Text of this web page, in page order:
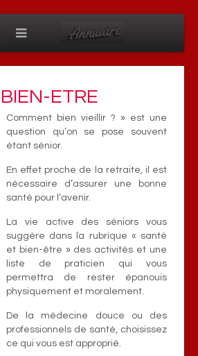
ETRE
Comment bien vieillir ? » est une
question qu’on se pose souvent
étant sénior.
En effet proche de la retraite, il est
nécessaire d’assurer une bonne
santé pour l’avenir.
La vie active des séniors vous
suggère dans la rubrique « santé
et bien-être » des activités et une
liste de praticien qui vous
permettra de rester épanouis
physiquement et moralement.
De la médecine douce ou des
professionnels de santé, choisissez
ce qui vous est approprié.